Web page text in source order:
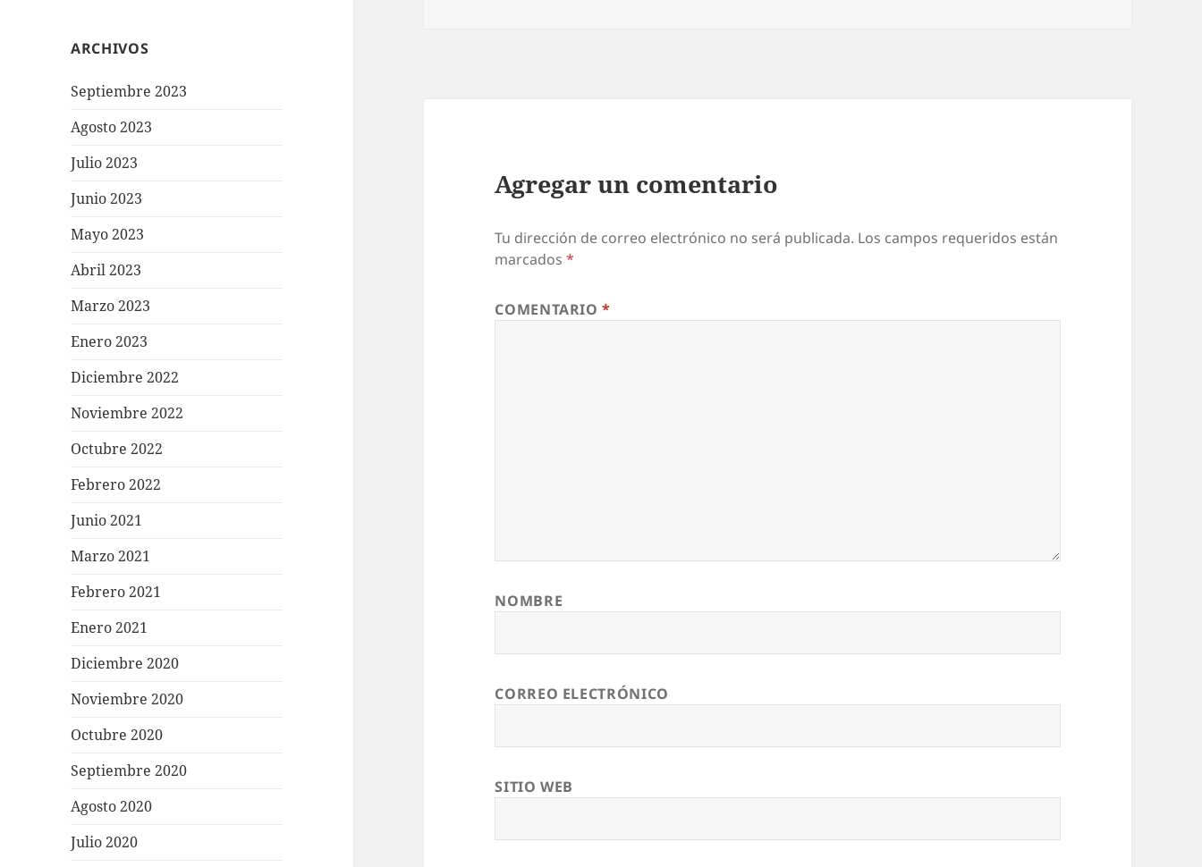
ARCHIVOS
Septiembre 2023
Agosto 2023
Julio 2023
Junio 2023
Mayo 2023
Abril 2023
Marzo 2023
Enero 2023
Diciembre 2022
Noviembre 2022
Octubre 2022
Febrero 2022
Junio 2021
Marzo 2021
Febrero 2021
Enero 2021
Diciembre 2020
Noviembre 2020
Octubre 2020
Septiembre 2020
Agosto 2020
Julio 2020
Agregar un comentario
Tu dirección de correo electrónico no será publicada. Los campos requeridos están
marcados*
COMENTARIO*
NOMBRE
CORREO ELECTRÓNICO
SITIO WEB